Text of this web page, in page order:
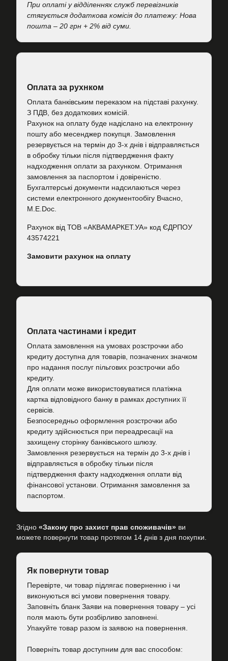
При оплаті у відділеннях служб перевізників
стягується додаткова комісія до платежу: Нова
пошта – 20 грн + 2% від суми.
Оплата за рухнком
Оплата банківським переказом на підставі рахунку.
З ПДВ, без додаткових комісій.
Рахунок на оплату буде надіслано на електронну
пошту або месенджер покупця. Замовлення
резервується на термін до 3-х днів і відправляється
в обробку тільки після підтвердження факту
надходження оплати за рахунком. Отримання
замовлення за паспортом і довіреністю.
Бухгалтерські документи надсилаються через
системи електронного документообігу Вчасно,
M.E.Doc.
Рахунок від ТОВ «АКВАМАРКЕТ.УА» код ЄДРПОУ
43574221
Замовити рахунок на оплату
Оплата частинами і кредит
Оплата замовлення на умовах розстрочки або
кредиту доступна для товарів, позначених значком
про надання послуг пільгових розстрочки або
кредиту.
Для оплати може використовуватися платіжна
картка відповідного банку в рамках доступних її
сервісів.
Безпосередньо оформлення розстрочки або
кредиту здійснюється при переадресації на
захищену сторінку банківського шлюзу.
Замовлення резервується на термін до 3-х днів і
відправляється в обробку тільки після
підтвердження факту надходження оплати від
фінансової установи. Отримання замовлення за
паспортом.
Згідно «Закону про захист прав споживачів» ви
можете повернути товар протягом 14 днів з дня покупки.
Як повернути товар
Перевірте, чи товар підлягає поверненню і чи
виконуються всі умови повернення товару.
Заповніть бланк Заяви на повернення товару – усі
поля мають бути розбірливо заповнені.
Упакуйте товар разом із заявою на повернення.
Поверніть товар доступним для вас способом: